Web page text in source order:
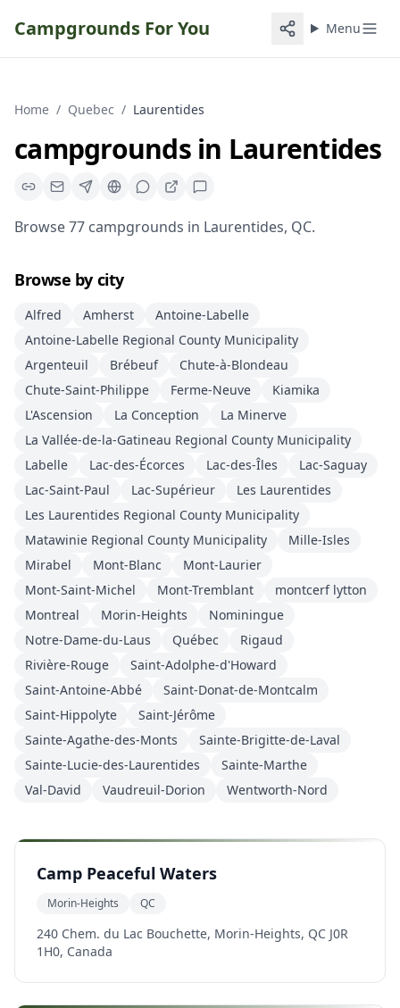
Campgrounds For You Menu
Home / Quebec / Laurentides
campgroundsin Laurentides
Browse77 campgrounds in Laurentides, QC.
Browse by city
Alfred Amherst
Antoine-Labelle
Antoine-Labelle Regional County Municipality
Argenteuil
Brébeuf
Chute-à-Blondeau
Chute-Saint-Philippe
Ferme-Neuve
Kiamika
L'Ascension
La Conception
La Minerve
La Vallée-de-la-Gatineau Regional County Municipality
Labelle
Lac-des-Écorces Lac-des-Îles
Lac-Saguay
Lac-Saint-Paul
Lac-Supérieur
Les Laurentides
Les Laurentides Regional County Municipality
Matawinie Regional County Municipality
Mille-Isles
Mirabel
Mont-Blanc
Mont-Laurier
Mont-Saint-Michel
Mont-Tremblant
montcerf lytton
Montreal
Morin-Heights
Nominingue
Notre-Dame-du-Laus
Québec
Rigaud
Rivière-Rouge
Saint-Adolphe-d'Howard
Saint-Antoine-Abbé
Saint-Donat-de-Montcalm
Saint-Hippolyte
Saint-Jérôme
Sainte-Agathe-des-Monts
Sainte-Brigitte-de-Laval
Sainte-Lucie-des-Laurentides
Sainte-Marthe
Val-David
Vaudreuil-Dorion Wentworth-Nord
Camp Peaceful Waters
Morin-Heights QC
240 Chem. du Lac Bouchette, Morin-Heights, QC J0R
1H0, Canada